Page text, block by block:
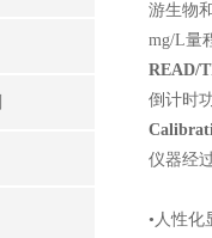
游生物
mg/L量
READ/
倒计时
仪器经
•人性化